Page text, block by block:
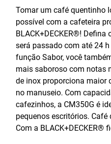
Tomar um café quentinho
possível com a cafeteira
BLACK+DECKER®!
será passado com até 24
função Sabor, você
mais saboroso com notas
de inox proporciona maior
no manuseio. Com
cafezinhos, a CM350G é
pequenos escritórios.
Com a BLACK+DECKER®